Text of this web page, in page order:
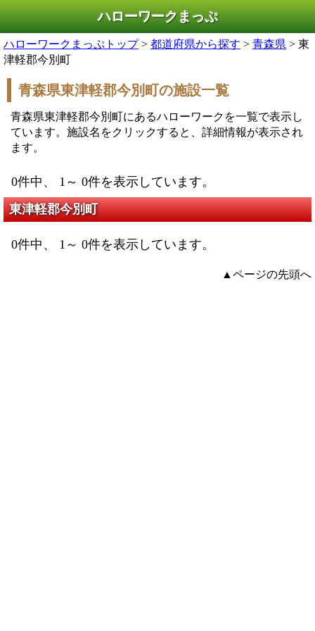
ハローワークまっぷ
ハローワークまっぷトップ> 都道府県から探す > 青森県 > 東
津軽郡今別町
青森県東津軽郡今別町の施設一覧
青森県東津軽郡今別町にあるハローワークを一覧で表示し
ています。施設名をクリックすると、詳細情報が表示され
ます。
0件中、 1～ 0件を表示しています。
東津軽郡今別町
0件中、 1～ 0件を表示しています。
▲ページの先頭へ